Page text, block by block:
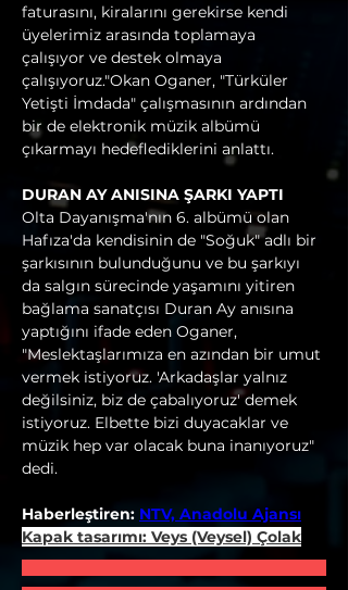
faturasını, kiralarını gerekirse kendi
üyelerimiz arasında toplamaya
çalışıyor ve destek olmaya
çalışıyoruz."Okan Oganer, "Türküler
Yetişti İmdada" çalışmasının ardından
bir de elektronik müzik albümü
çıkarmayı hedeflediklerini anlattı.
DURAN AY ANISINA ŞARKI YAPTI
Olta Dayanışma'nın 6. albümü olan
Hafıza'da kendisinin de "Soğuk" adlı bir
şarkısının bulunduğunu ve bu şarkıyı
da salgın sürecinde yaşamını yitiren
bağlama sanatçısı Duran Ay anısına
yaptığını ifade eden Oganer,
"Meslektaşlarımıza en azından bir umut
vermek istiyoruz. 'Arkadaşlar yalnız
değilsiniz, biz de çabalıyoruz' demek
istiyoruz. Elbette bizi duyacaklar ve
müzik hep var olacak buna inanıyoruz"
dedi.
Haberleştiren: NTV, Anadolu Ajansı
Kapak tasarımı: Veys (Veysel) Çolak